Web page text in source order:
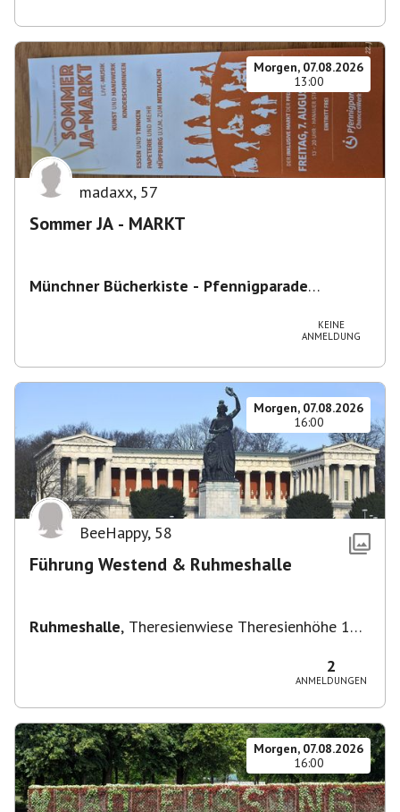
Morgen, 07.08.2026
13:00
madaxx, 57
Sommer JA - MARKT
Münchner Bücherkiste - Pfennigparade
KEINE
ANMELDUNG
Morgen, 07.08.2026
16:00
BeeHappy, 58
Führung Westend & Ruhmeshalle
Ruhmeshalle, Theresienwiese Theresienhöhe 16,
2
ANMELDUNGEN
Morgen, 07.08.2026
16:00